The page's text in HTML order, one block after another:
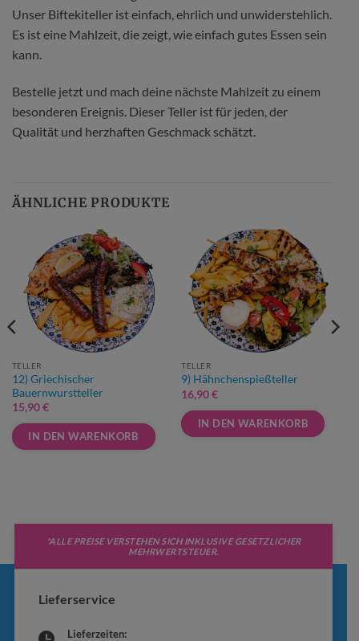
Unser Biftekiteller ist einfach, ehrlich und unwiderstehlich.
Es ist eine Mahlzeit, die zeigt, wie einfach gutes Essen sein
kann.
Bestelle jetzt und mach deine nächste Mahlzeit zu einem
besonderen Ereignis. Dieser Teller ist für jeden, der
Qualität und herzhaften Geschmack schätzt.
ÄHNLICHE PRODUKTE
TELLER
12) Griechischer
Bauernwurstteller
15,90€
IN DEN WARENKORB
Varianten
Die
können
TELLER
9) Hähnchenspießteller
16,90€
IN DEN WARENKORB
Varianten
auf.
Die
Optionen
*ALLE PREISE VERSTEHEN SICH INKLUSIVE GESETZLICHER
MEHRWERTSTEUER.
Lieferservice
Lieferzeiten: